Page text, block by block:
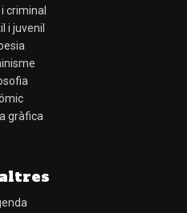
criminal
i juvenil
gràfica